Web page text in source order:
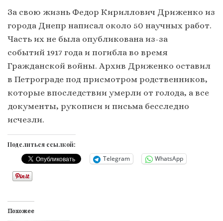
За свою жизнь Федор Кириллович Дриженко из
города Днепр написал около 50 научных работ.
Часть их не была опубликована из-за
событий 1917 года и погибла во время
Гражданской войны. Архив Дриженко оставил
в Петрограде под присмотром родственников,
которые впоследствии умерли от голода, а все
документы, рукописи и письма бесследно
исчезли.
Поделиться ссылкой:
Telegram WhatsApp
Похожее